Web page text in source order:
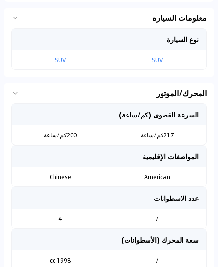
معلومات السيارة
نوع السيارة
SUV
SUV
المحرك/الموتور
السرعة القصوى (كم/ساعة)
217كم/ساعة 200كم/ساعة
المواصفات الإقليمية
American
Chinese
عدد الاسطوانات
/
4
سعة المحرك (الأسطوانات)
/
1998 cc